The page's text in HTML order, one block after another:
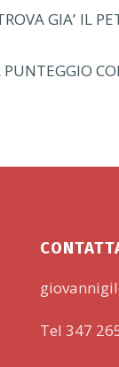
GIA’ IL
Tel 347